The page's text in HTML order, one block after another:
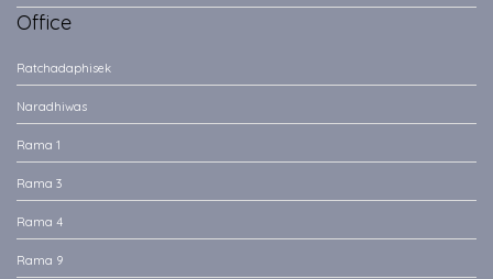
Office
Ratchadaphisek
Naradhiwas
Rama 1
Rama 3
Rama 4
Rama 9